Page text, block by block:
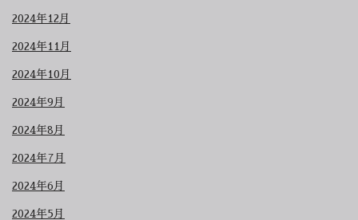
2024年12月
2024年11月
2024年10月
2024年9月
2024年8月
2024年7月
2024年6月
2024年5月